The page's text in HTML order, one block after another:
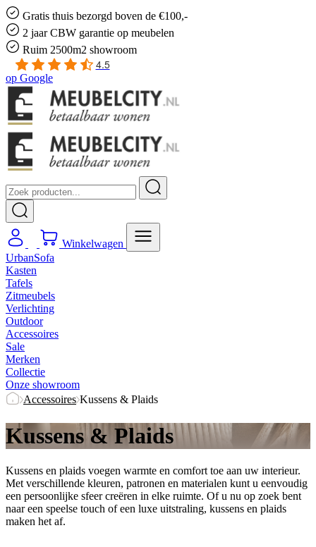
Gratis thuis bezorgd boven de €100,-
2 jaar CBW garantie op meubelen
Ruim 2500m2 showroom
4.5
op Google
Winkelwagen
UrbanSofa
Kasten
Tafels
Zitmeubels
Verlichting
Outdoor
Accessoires
Sale
Merken
Collectie
Onze showroom
Accessoires Kussens & Plaids
Kussens & Plaids
Kussens en plaids voegen warmte en comfort toe aan uw interieur.
Met verschillende kleuren, patronen en materialen kunt u eenvoudig
een persoonlijke sfeer creëren in elke ruimte. Of u nu op zoek bent
naar een speelse touch of een luxe uitstraling, kussens en plaids
maken het af.